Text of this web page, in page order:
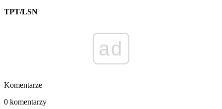
TPT/LSN
ad
Komentarze
0 komentarzy